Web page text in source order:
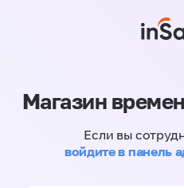
Магазин
Если вы
войдите в панель